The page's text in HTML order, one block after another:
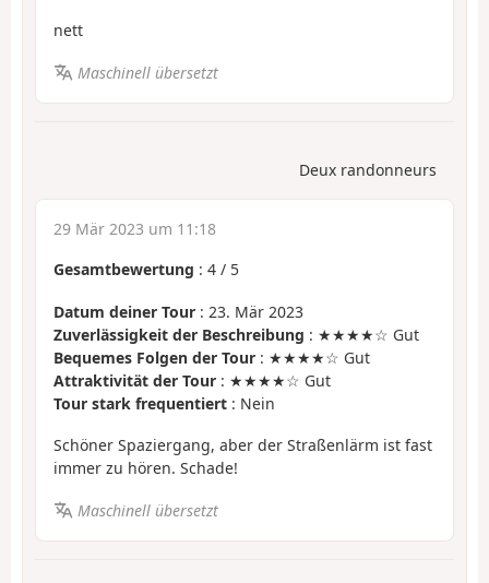
nett
Maschinell übersetzt
Deux randonneurs
29 Mär 2023 um 11:18
Gesamtbewertung : 4 / 5
Datum deiner Tour : 23. Mär 2023
Zuverlässigkeit der Beschreibung : ★★★★☆ Gut
Bequemes Folgen der Tour : ★★★★☆ Gut
Attraktivität der Tour : ★★★★☆ Gut
Tour stark frequentiert : Nein
Schöner Spaziergang, aber der Straßenlärm ist fast
immer zu hören. Schade!
Maschinell übersetzt